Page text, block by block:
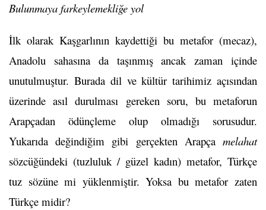
Bulunmaya farkeylemekliğe yol
İlk olarak Kaşgarlının kaydettiği bu metafor (mecaz),
Anadolu sahasına da taşınmış ancak zaman içinde
unutulmuştur. Burada dil ve kültür tarihimiz açısından
üzerinde asıl durulması gereken soru, bu metaforun
Arapçadan ödünçleme olup olmadığı sorusudur.
Yukarıda değindiğim gibi gerçekten Arapça melahat
sözcüğündeki (tuzluluk / güzel kadın) metafor, Türkçe
tuz sözüne mi yüklenmiştir. Yoksa bu metafor zaten
Türkçe midir?